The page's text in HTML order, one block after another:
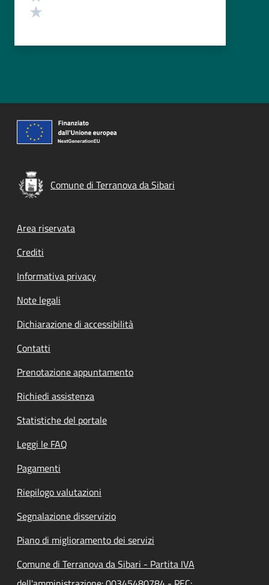
Comune di Terranova da Sibari
Footer menu
Area riservata
Crediti
Informativa privacy
Note legali
Dichiarazione di accessibilità
Contatti
Prenotazione appuntamento
Richiedi assistenza
Statistiche del portale
Leggi le FAQ
Pagamenti
Riepilogo valutazioni
Segnalazione disservizio
Piano di miglioramento dei servizi
Comune di Terranova da Sibari - Partita IVA